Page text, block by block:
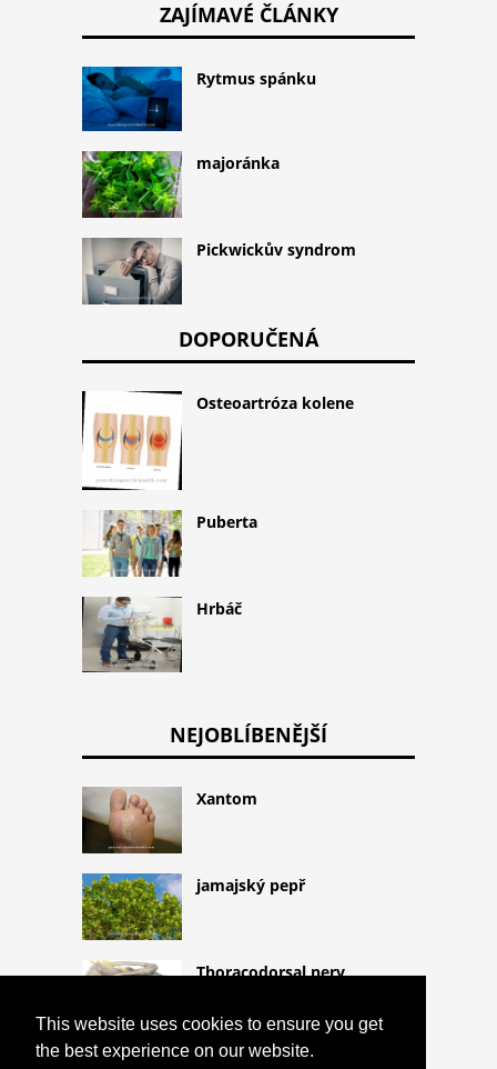
This website uses cookies to ensure you get
the best experience on our website.
ZAJÍMAVÉ ČLÁNKY
Rytmus spánku
majoránka
Pickwickův syndrom
DOPORUČENÁ
Osteoartróza kolene
Puberta
Hrbáč
NEJOBLÍBENĚJŠÍ
Xantom
jamajský pepř
Thoracodorsal nerv